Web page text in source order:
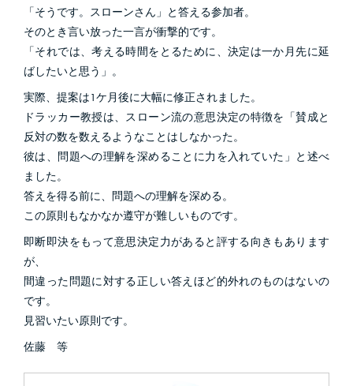
「そうです。スローンさん」と答える参加者。
そのとき言い放った一言が衝撃的です。
「それでは、考える時間をとるために、決定は一か月先に延
ばしたいと思う」。
実際、提案は1ケ月後に大幅に修正されました。
ドラッカー教授は、スローン流の意思決定の特徴を「賛成と
反対の数を数えるようなことはしなかった。
彼は、問題への理解を深めることに力を入れていた」と述べ
ました。
答えを得る前に、問題への理解を深める。
この原則もなかなか遵守が難しいものです。
即断即決をもって意思決定力があると評する向きもあります
が、
間違った問題に対する正しい答えほど的外れのものはないの
です。
見習いたい原則です。
佐藤 等